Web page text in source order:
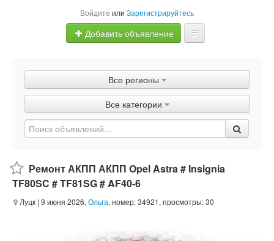
Войдите или Зарегистрируйтесь
Добавить объявление
Объявления
Быстрая продажа
Все регионы
Все категории
Ремонт АКПП АКПП Opel Astra # Insignia
TF80SC # TF81SG # AF40-6
Луцк | 9 июня 2026, Ольга, номер: 34921, просмотры: 30